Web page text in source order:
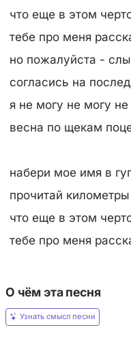
что еще в этом
тебе про меня
но пожалуйста -
согласись на
я не могу не могу
весна по щекам
набери мое имя в
прочитай
что еще в этом
тебе про меня
О чём эта песня
Узнать смысл песни